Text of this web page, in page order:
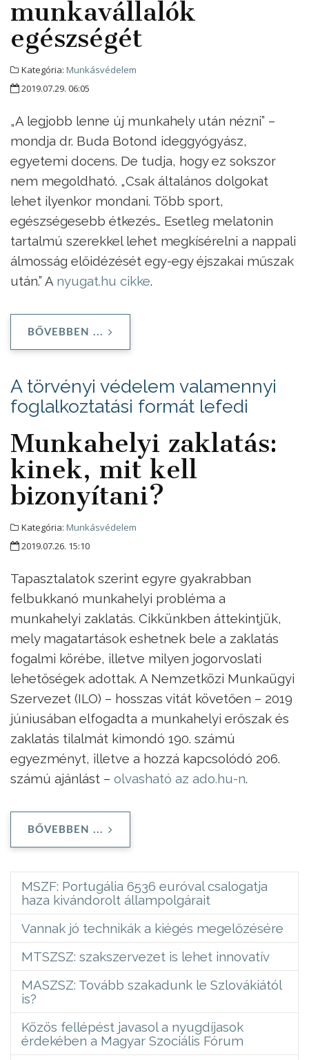
munkavállalók
egészségét
Kategória: Munkásvédelem
2019.07.29. 06:05
„A legjobb lenne új munkahely után nézni” –
mondja dr. Buda Botond ideggyógyász,
egyetemi docens. De tudja, hogy ez sokszor
nem megoldható. „Csak általános dolgokat
lehet ilyenkor mondani. Több sport,
egészségesebb étkezés… Esetleg melatonin
tartalmú szerekkel lehet megkísérelni a nappali
álmosság előidézését egy-egy éjszakai műszak
után.” A nyugat.hu cikke.
BŐVEBBEN ...
A törvényi védelem valamennyi
foglalkoztatási formát lefedi
Munkahelyi zaklatás:
kinek, mit kell
bizonyítani?
Kategória: Munkásvédelem
2019.07.26. 15:10
Tapasztalatok szerint egyre gyakrabban
felbukkanó munkahelyi probléma a
munkahelyi zaklatás. Cikkünkben áttekintjük,
mely magatartások eshetnek bele a zaklatás
fogalmi körébe, illetve milyen jogorvoslati
lehetőségek adottak. A Nemzetközi Munkaügyi
Szervezet (ILO) – hosszas vitát követően – 2019
júniusában elfogadta a munkahelyi erőszak és
zaklatás tilalmát kimondó 190. számú
egyezményt, illetve a hozzá kapcsolódó 206.
számú ajánlást – olvasható az ado.hu-n.
BŐVEBBEN ...
MSZF: Portugália 6536 euróval csalogatja
haza kivándorolt állampolgárait
Vannak jó technikák a kiégés megelőzésére
MTSZSZ: szakszervezet is lehet innovatív
MASZSZ: Tovább szakadunk le Szlovákiától
is?
Közös fellépést javasol a nyugdíjasok
érdekében a Magyar Szociális Fórum